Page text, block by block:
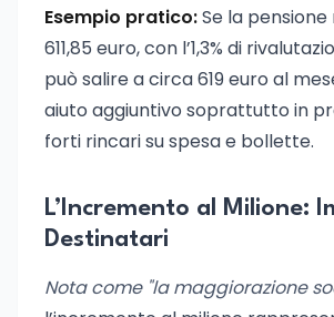
Esempio pratico:Se la
611,85 euro, con l’1,3% di
può salire a circa 619 euro al
aiuto aggiuntivo soprattutto in
forti rincari su spesa e bollette.
L’Incremento al Milione:
Destinatari
Nota come "la maggiorazione